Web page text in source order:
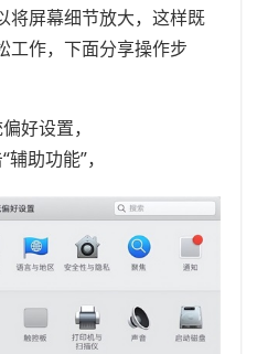
将屏幕细节放大，这样既
工作，下面分享操作步
好设置，
助功能”，